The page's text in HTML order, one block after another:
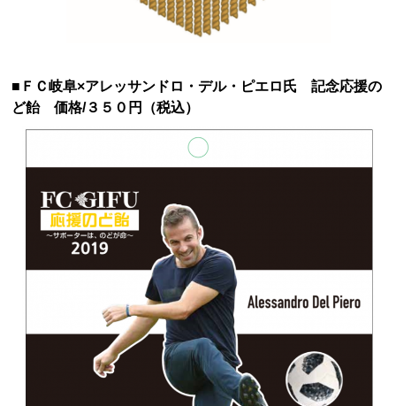
■ＦＣ岐阜×アレッサンドロ・デル・ピエロ氏 記念応援の
ど飴 価格/３５０円（税込）